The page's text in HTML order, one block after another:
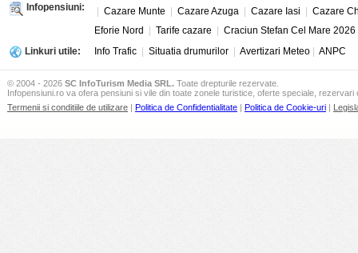
Infopensiuni: Cazare Munte Cazare Azuga Cazare Iasi
Cazare
Eforie Nord
Tarife cazare Craciun Stefan Cel Mare 2026
Linkuri utile:
Info Trafic Situatia drumurilor Avertizari Meteo ANPC
© 2004 - 2026 SC InfoTurism Media SRL. Toate drepturile rezervate.
Infopensiuni.ro va ofera pensiuni si vile din toate zonele turistice, oferte speciale, rezervari
Termenii si conditiile de utilizare | Politica de Confidentialitate | Politica de Cookie-uri |